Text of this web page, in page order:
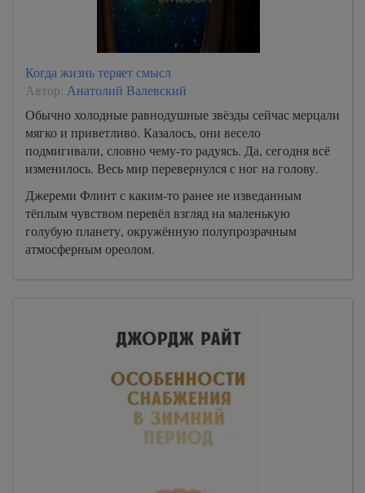
Когда жизнь теряет смысл
Автор: Анатолий Валевский
Обычно холодные равнодушные звёзды сейчас мерцали
мягко и приветливо. Казалось, они весело
подмигивали, словно чему-то радуясь. Да, сегодня всё
изменилось. Весь мир перевернулся с ног на голову.
Джереми Флинт с каким-то ранее не изведанным
тёплым чувством перевёл взгляд на маленькую
голубую планету, окружённую полупрозрачным
атмосферным ореолом.